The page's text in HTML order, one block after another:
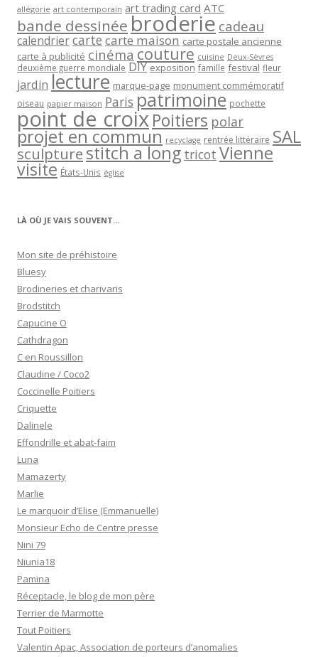
allégorie art contemporain art trading card ATC
bande dessinée broderie cadeau
calendriercartecarte maison carte postale ancienne
carte à publicité cinéma couture cuisine Deux-Sèvres
deuxième guerre mondiale DIY exposition famille festival fleur
jardin lecture marque-page monument commémoratif
oiseau papier maison Paris patrimoine pochette
point de croixPoitiers polar
projet en commun recyclage rentrée littéraire SAL
sculpturestitch a long tricot Vienne
visite États-Unis église
LÀ OÙ JE VAIS SOUVENT…
Mon site de préhistoire
Bluesy
Brodineries et charivaris
Brodstitch
Capucine O
Cathdragon
C en Roussillon
Claudine / Coco2
Coccinelle Poitiers
Criquette
Dalinele
Effondrille et abat-faim
Luna
Mamazerty
Marlie
Le marquoir d’Elise (Emmanuelle)
Monsieur Echo de Centre presse
Nini 79
Niunia18
Pamina
Réceptacle, le blog de mon père
Terrier de Marmotte
Tout Poitiers
Valentin Apac, Association de porteurs d’anomalies